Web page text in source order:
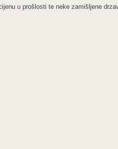
u prošlosti te neke zamišljene